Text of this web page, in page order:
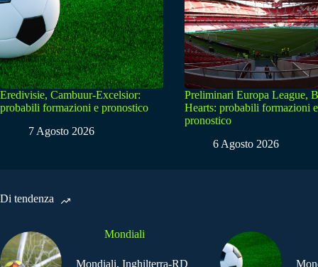
Eredivisie, Cambuur-Excelsior:
probabili formazioni e pronostico
7 Agosto 2026
Preliminari Europa League,
Hearts: probabili formazioni e
pronostico
6 Agosto 2026
Di tendenza
Mondiali
Mondiali, Inghilterra-RD